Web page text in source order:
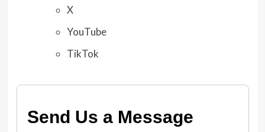
X
YouTube
TikTok
Send Us a Message